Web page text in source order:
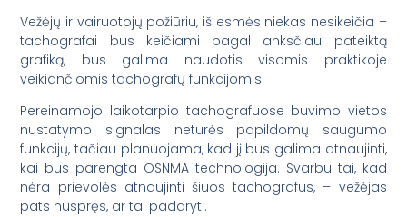
Vežėjų ir vairuotojų požiūriu, iš esmės niekas nesikeičia –
tachografai bus keičiami pagal anksčiau pateiktą
grafiką, bus galima naudotis visomis praktikoje
veikiančiomis tachografų funkcijomis.
Pereinamojo laikotarpio tachografuose buvimo vietos
nustatymo signalas neturės papildomų saugumo
funkcijų, tačiau planuojama, kad jį bus galima atnaujinti,
kai bus parengta OSNMA technologija. Svarbu tai, kad
nėra prievolės atnaujinti šiuos tachografus, – vežėjas
pats nuspręs, ar tai padaryti.